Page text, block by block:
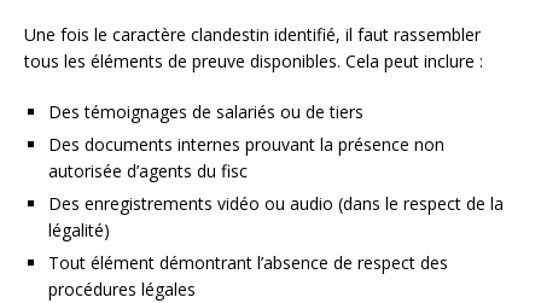
Une fois le caractère clandestin identifié, il faut rassembler
tous les éléments de preuve disponibles. Cela peut inclure :
Des témoignages de salariés ou de tiers
Des documents internes prouvant la présence non
autorisée d’agents du fisc
Des enregistrements vidéo ou audio (dans le respect de la
légalité)
Tout élément démontrant l’absence de respect des
procédures légales